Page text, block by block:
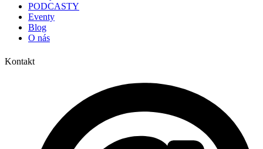
PODCASTY
Eventy
Blog
O nás
Kontakt